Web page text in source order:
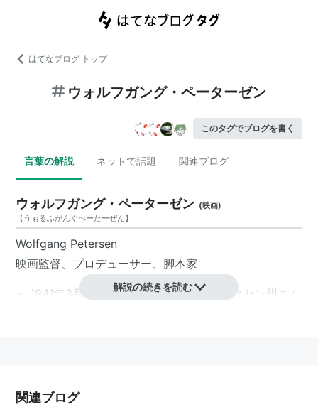
はてなブログ トップ
ウォルフガング・ペーターゼン
このタグでブログを書く
言葉の解説 ネットで話題 関連ブログ
ウォルフガング・ペーターゼン (映画)
【 うぉるふがんぐぺーたーぜん】
Wolfgang Petersen
映画監督、プロデューサー、脚本家
1941年3月14日、西ドイツ／ニーダーザクセン州エム
解説の続きを読む
関連ブログ